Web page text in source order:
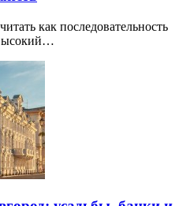
как последовательность